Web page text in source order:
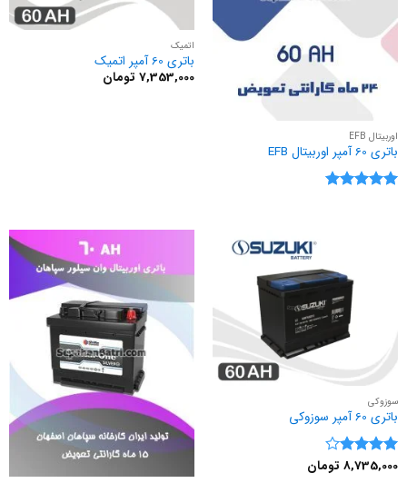
اوربیتال EFB
باتری 60 آمپر اوربیتال EFB
اتمیک
باتری 60 آمپر اتمیک
7,353,000 تومان
سوزوکی
باتری 60 آمپر سوزوکی
نمره4
8,735,000 تومان